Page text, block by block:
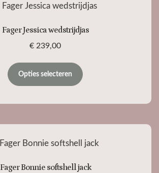
Fager Jessica wedstrijdjas
€ 239,00
Opties selecteren
Fager Bonnie softshell jack